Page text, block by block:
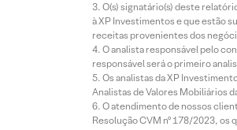
O(s) signatário(s) deste
à XP Investimentos e que estão
receitas provenientes dos
O analista responsável pelo
responsável será o primeiro
Os analistas da XP
Analistas de Valores Mobiliários
O atendimento de nossos
Resolução CVM nº 178/2023,